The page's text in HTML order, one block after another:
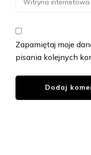
Zapamiętaj moje
pisania kolejnych